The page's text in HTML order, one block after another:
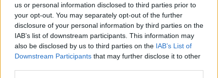
us or personal information disclosed to third parties prior to
your opt-out. You may separately opt-out of the further
disclosure of your personal information by third parties on the
IAB’s list of downstream participants. This information may
also be disclosed by us to third parties on the IAB’s List of
Downstream Participants that may further disclose it to other